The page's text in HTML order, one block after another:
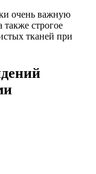
очень важную
также строгое
тканей при